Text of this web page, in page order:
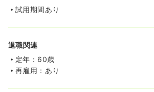
試用期間あり
退職関連
定年：60歳
再雇用：あり